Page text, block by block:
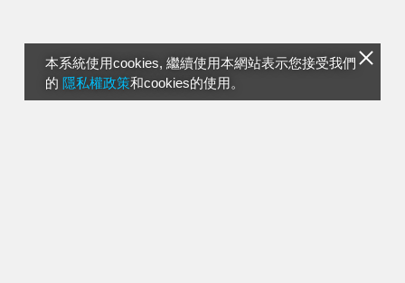
本系統使用cookies, 繼續使用本網站表示您接受我們
的 隱私權政策和cookies的使用。